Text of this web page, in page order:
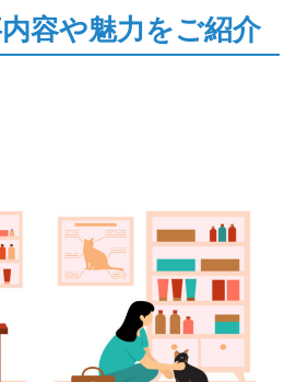
容や魅力をご紹介